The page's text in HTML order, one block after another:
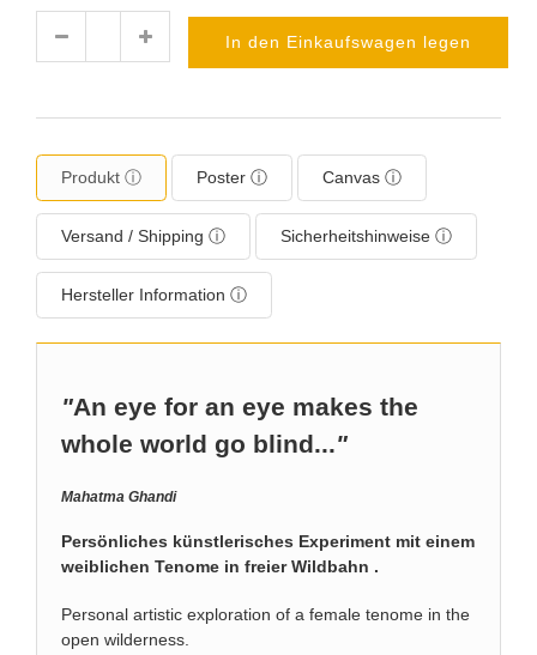
In den Einkaufswagen legen
Produkt ⓘ Poster ⓘ Canvas ⓘ
Versand / Shipping ⓘ Sicherheitshinweise ⓘ
Hersteller Information ⓘ
"An eye for an eye makes the
whole world go blind..."
Mahatma Ghandi
Persönliches künstlerisches Experiment mit einem
weiblichen Tenome in freier Wildbahn .
Personal artistic exploration of a female tenome in the
open wilderness.